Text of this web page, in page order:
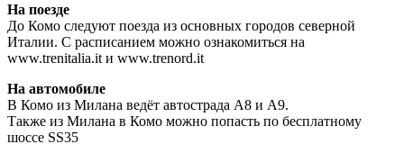
На поезде
До Комо следуют поезда из основных городов северной
Италии. С расписанием можно ознакомиться на
www.trenitalia.it и www.trenord.it
На автомобиле
В Комо из Милана ведёт автострада А8 и А9.
Также из Милана в Комо можно попасть по бесплатному
шоссе SS35